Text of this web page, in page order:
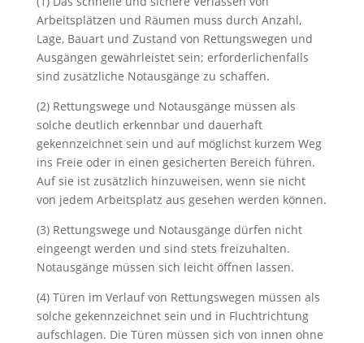
Arbeitsplätzen und Räumen muss durch Anzahl,
Lage, Bauart und Zustand von Rettungswegen und
Ausgängen gewährleistet sein; erforderlichenfalls
sind zusätzliche Notausgänge zu schaffen.
(2) Rettungswege und Notausgänge müssen als
solche deutlich erkennbar und dauerhaft
gekennzeichnet sein und auf möglichst kurzem Weg
ins Freie oder in einen gesicherten Bereich führen.
Auf sie ist zusätzlich hinzuweisen, wenn sie nicht
von jedem Arbeitsplatz aus gesehen werden können.
(3) Rettungswege und Notausgänge dürfen nicht
eingeengt werden und sind stets freizuhalten.
Notausgänge müssen sich leicht öffnen lassen.
(4) Türen im Verlauf von Rettungswegen müssen als
solche gekennzeichnet sein und in Fluchtrichtung
aufschlagen. Die Türen müssen sich von innen ohne